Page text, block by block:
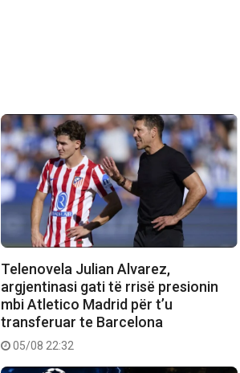
Telenovela Julian Alvarez,
argjentinasi gati të rrisë presionin
mbi Atletico Madrid për t’u
transferuar te Barcelona
05/08 22:32